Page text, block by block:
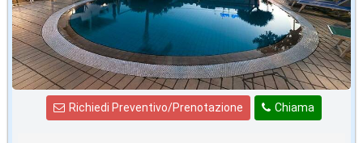
Chiama
Richiedi Preventivo/Prenotazione